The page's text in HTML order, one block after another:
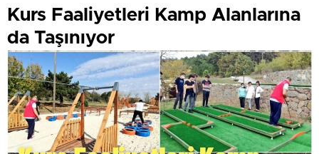
Kurs Faaliyetleri Kamp Alanlarına
da Taşınıyor